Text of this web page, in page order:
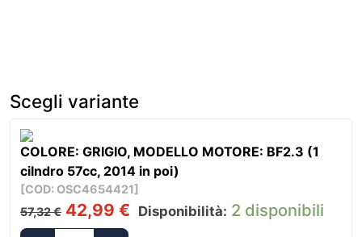
Scegli variante
COLORE: GRIGIO, MODELLO MOTORE: BF2.3 (1
cilndro 57cc, 2014 in poi)
[COD: OSC4654421]
57,32€ Il
prezzo
42,99 € Disponibilità: 2 disponibili